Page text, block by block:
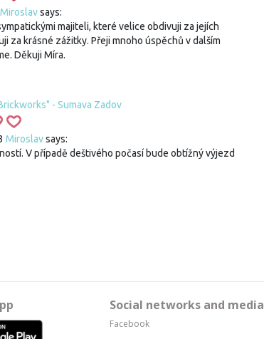
Miroslavsays:
majiteli, které velice obdivuji za jejích
za krásné zážitky. Přeji mnoho úspěchů v dalším
Děkuji Míra.
- Sumava Zadov
Miroslavsays:
V případě deštivého počasí bude obtížný výjezd
Social networks and media
Facebook